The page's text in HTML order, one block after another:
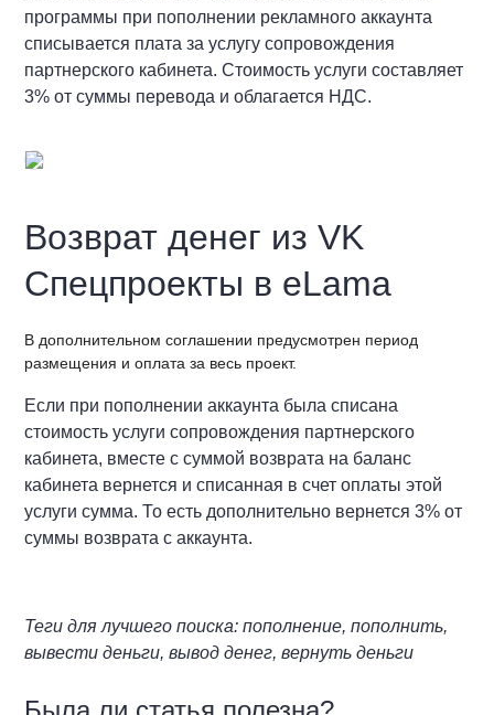
программы при пополнении рекламного аккаунта
списывается плата за услугу сопровождения
партнерского кабинета. Стоимость услуги составляет
3% от суммы перевода и облагается НДС.
Возврат денег из VK
Спецпроекты в eLama
В дополнительном соглашении предусмотрен период
размещения и оплата за весь проект.
Если при пополнении аккаунта была списана
стоимость услуги сопровождения партнерского
кабинета, вместе с суммой возврата на баланс
кабинета вернется и списанная в счет оплаты этой
услуги сумма. То есть дополнительно вернется 3% от
суммы возврата с аккаунта.
Теги для лучшего поиска: пополнение, пополнить,
вывести деньги, вывод денег, вернуть деньги